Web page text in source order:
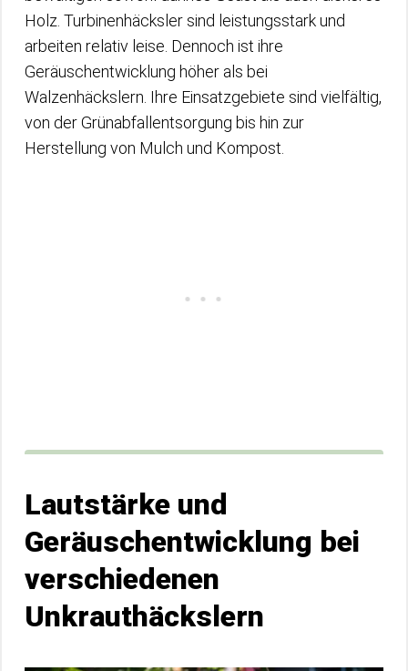
Holz. Turbinenhäcksler sind leistungsstark und
arbeiten relativ leise. Dennoch ist ihre
Geräuschentwicklung höher als bei
Walzenhäckslern. Ihre Einsatzgebiete sind vielfältig,
von der Grünabfallentsorgung bis hin zur
Herstellung von Mulch und Kompost.
Lautstärke und
Geräuschentwicklung bei
verschiedenen
Unkrauthäckslern